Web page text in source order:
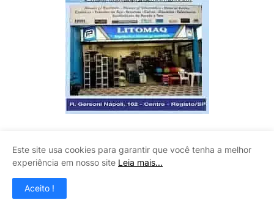
Este site usa cookies para garantir que você tenha a melhor
experiência em nosso site Leia mais...
Aceito !